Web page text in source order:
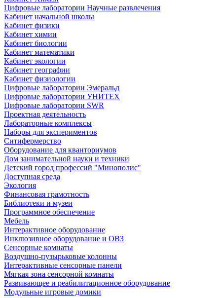
Цифровые лаборатории Научные развлечения
Кабинет начальной школы
Кабинет физики
Кабинет химии
Кабинет биологии
Кабинет математики
Кабинет экологии
Кабинет географии
Кабинет физиологии
Цифровые лаборатории Эмеральд
Цифровые лаборатории УНИТЕХ
Цифровые лаборатории SWR
Проектная деятельность
Лабораторные комплексы
Наборы для экспериментов
Ситифермерство
Оборудование для кванториумов
Дом занимательной науки и техники
Детский город профессий "Минополис"
Доступная среда
Экология
Финансовая грамотность
Библиотеки и музеи
Программное обеспечение
Мебель
Интерактивное оборудование
Инклюзивное оборудование и ОВЗ
Cенсорные комнаты
Воздушно-пузырьковые колонны
Интерактивные сенсорные панели
Мягкая зона сенсорной комнаты
Развивающее и реабилитационное оборудование
Модульные игровые домики